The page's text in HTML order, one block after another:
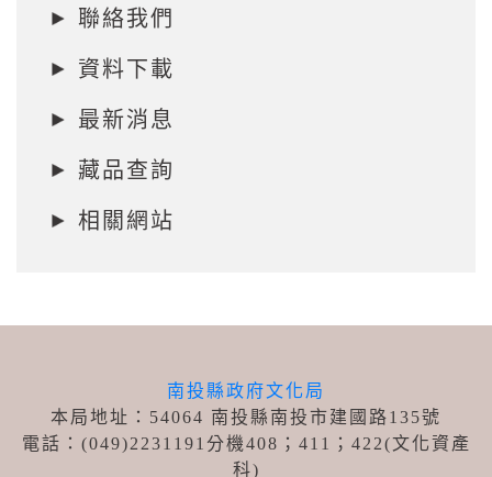
聯絡我們
資料下載
最新消息
藏品查詢
相關網站
南投縣政府文化局
本局地址：54064 南投縣南投市建國路135號
電話：(049)2231191分機408；411
；422(文化資產
科)